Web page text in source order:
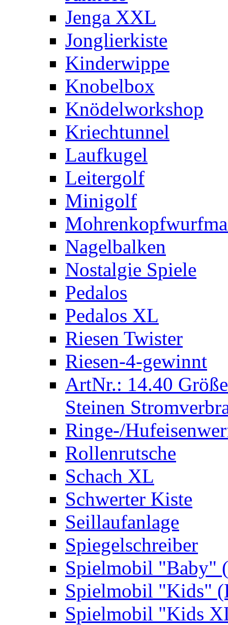
Jenga XXL
Jonglierkiste
Kinderwippe
Knobelbox
Knödelworkshop
Kriechtunnel
Laufkugel
Leitergolf
Minigolf
Nagelbalken
Nostalgie Spiele
Pedalos
Pedalos XL
Riesen Twister
Riesen-4-gewinnt
ArtNr.: 14.40
Steinen
Ringe-/
Rollenrutsche
Schach XL
Schwerter Kiste
Seillaufanlage
Spiegelschreiber
Spielmobil "Baby"
Spielmobil "Kids"
Spielmobil "Kids